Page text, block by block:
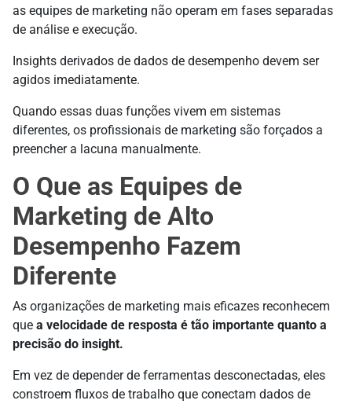
as equipes de marketing não operam em fases separadas
de análise e execução.
Insights derivados de dados de desempenho devem ser
agidos imediatamente.
Quando essas duas funções vivem em sistemas
diferentes, os profissionais de marketing são forçados a
preencher a lacuna manualmente.
O Que as Equipes de
Marketing de Alto
Desempenho Fazem
Diferente
As organizações de marketing mais eficazes reconhecem
que a velocidade de resposta é tão importante quanto a
precisão do insight.
Em vez de depender de ferramentas desconectadas, eles
constroem fluxos de trabalho que conectam dados de